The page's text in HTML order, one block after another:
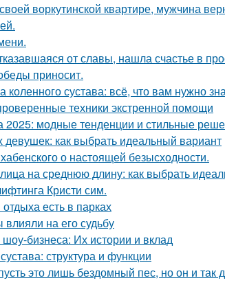
воркутинской квартире, мужчина
от славы, нашла счастье в
приносит.
сустава: всё, что вам нужно
техники экстренной помощи
2025: модные тенденции и стильные
как выбрать идеальный вариант
о настоящей безысходности.
на среднюю длину: как выбрать
Кристи сим.
есть в парках
на его судьбу
бизнеса: Их истории и вклад
структура и функции
это лишь бездомный пес, но он и так